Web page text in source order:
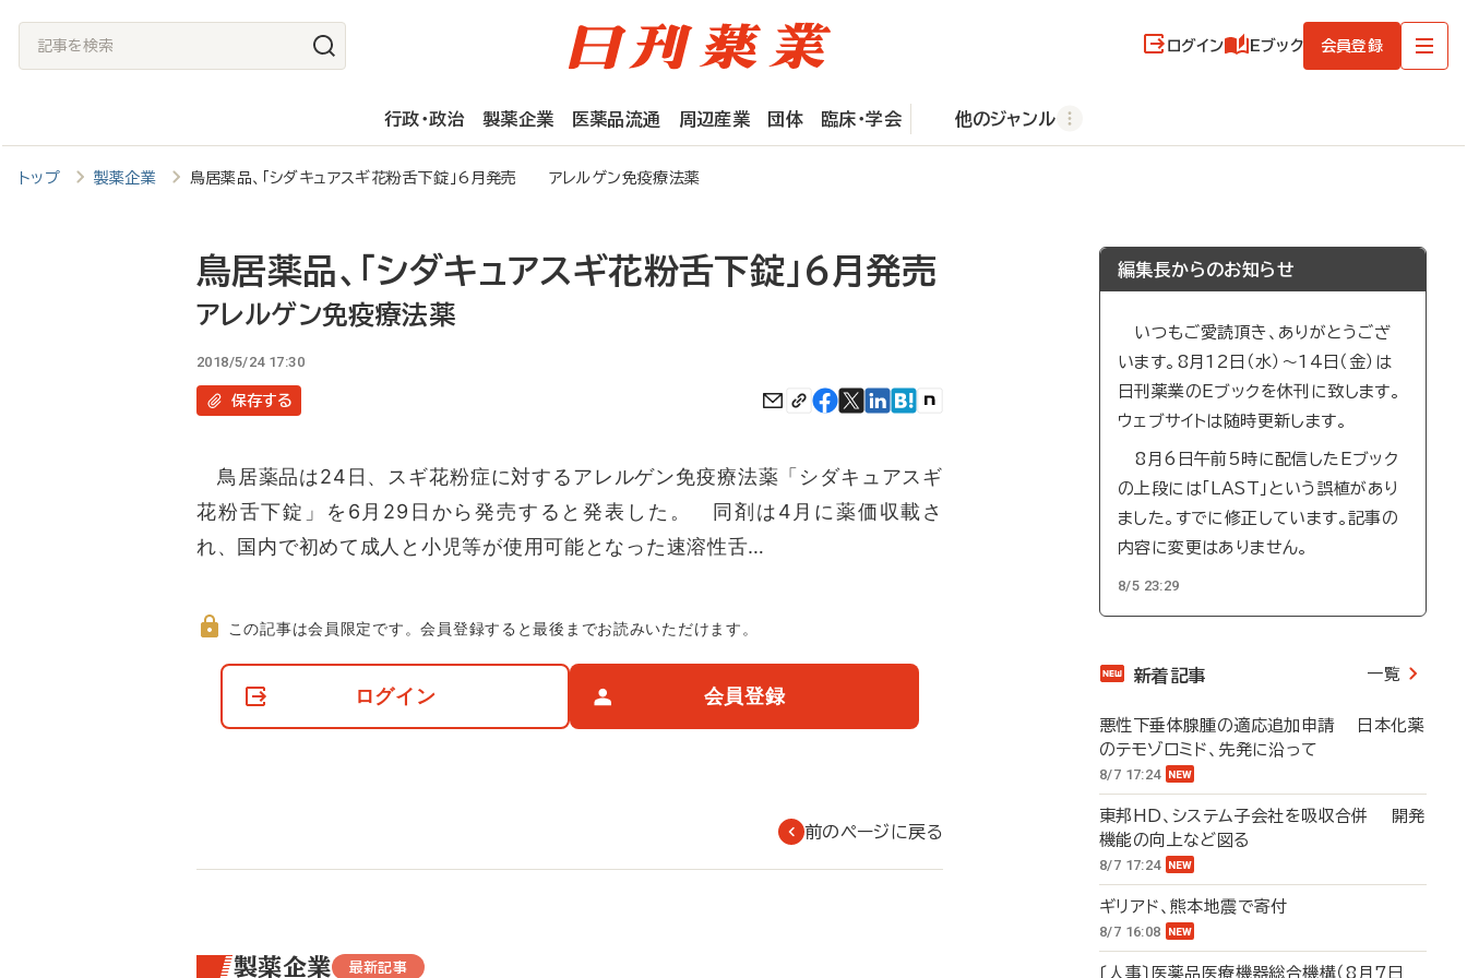
記
事
検
索
ログイン Eブック 会員登録
行政・政治 製薬企業 医薬品流通 周辺産業 団体 臨床・学会 他のジャンル
トップ 製薬企業 鳥居薬品、「シダキュアスギ花粉舌下錠」6月発売 アレルゲン免疫療法薬
鳥居薬品、「シダキュアスギ花粉舌下錠」6月発売
アレルゲン免疫療法薬
2018/5/24 17:30
保存する
鳥居薬品は24日、スギ花粉症に対するアレルゲン免疫療法薬「シダキュアスギ
花粉舌下錠」を6月29日から発売すると発表した。 同剤は4月に薬価収載さ
れ、国内で初めて成人と小児等が使用可能となった速溶性舌…
て
この記事は会員限定です。会員登録すると最後までお読みいただけます。
ログイン 会員登録
前のページに戻る
製薬企業 最新記事
編集長からのお知らせ
いつもご愛読頂き、ありがとうござ
います。8月12日（水）～14日（金）は
日刊薬業のEブックを休刊に致します。
ウェブサイトは随時更新します。
8月6日午前5時に配信したEブック
の上段には「LAST」という誤植があり
ました。すでに修正しています。記事の
内容に変更はありません。
8/5 23:29
新着記事 一覧
悪性下垂体腺腫の適応追加申請 日本化薬
のテモゾロミド、先発に沿って
8/7 17:24
東邦HD、システム子会社を吸収合併 開発
機能の向上など図る
8/7 17:24
ギリアド、熊本地震で寄付
8/7 16:08
〔人事〕医薬品医療機器総合機構（8月7日